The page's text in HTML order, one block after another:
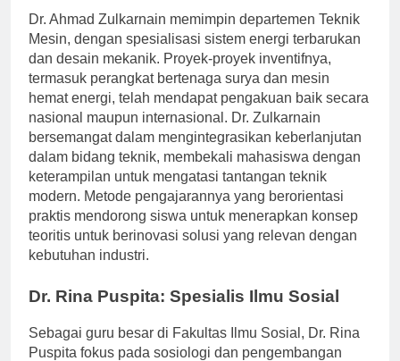
Dr. Ahmad Zulkarnain memimpin departemen Teknik
Mesin, dengan spesialisasi sistem energi terbarukan
dan desain mekanik. Proyek-proyek inventifnya,
termasuk perangkat bertenaga surya dan mesin
hemat energi, telah mendapat pengakuan baik secara
nasional maupun internasional. Dr. Zulkarnain
bersemangat dalam mengintegrasikan keberlanjutan
dalam bidang teknik, membekali mahasiswa dengan
keterampilan untuk mengatasi tantangan teknik
modern. Metode pengajarannya yang berorientasi
praktis mendorong siswa untuk menerapkan konsep
teoritis untuk berinovasi solusi yang relevan dengan
kebutuhan industri.
Dr. Rina Puspita: Spesialis Ilmu Sosial
Sebagai guru besar di Fakultas Ilmu Sosial, Dr. Rina
Puspita fokus pada sosiologi dan pengembangan